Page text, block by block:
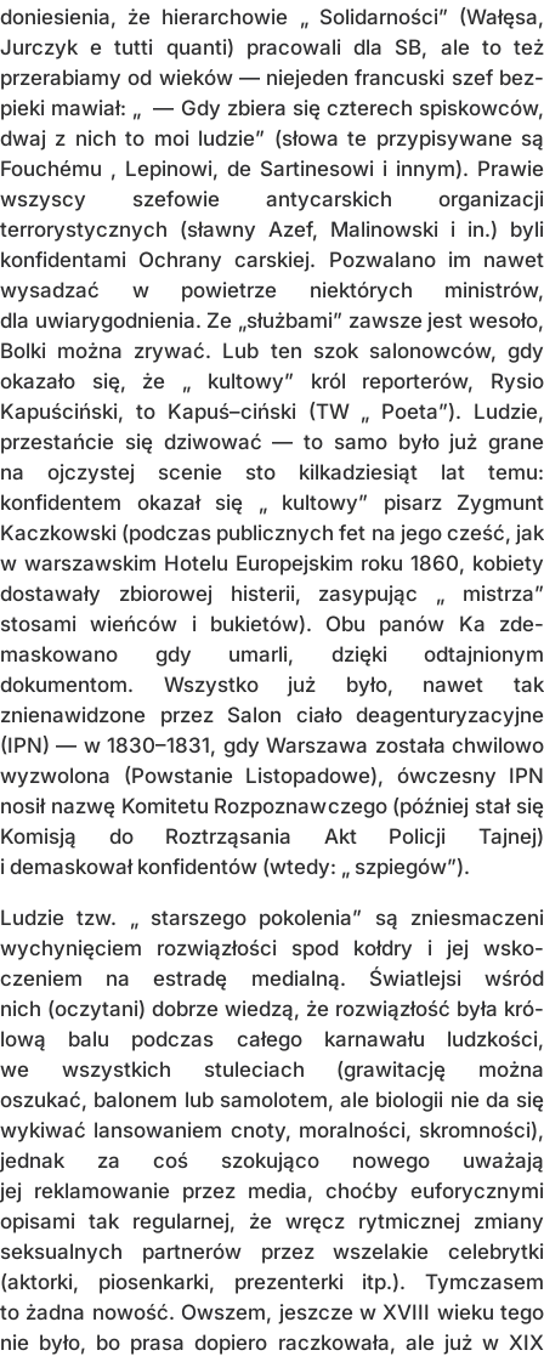
doniesienia, że hierar­chowie „ So­lidarności” (Wałęsa,
Jur­czyk e tutti quan­ti) pracowali dla SB, ale to też
przerabiamy od wieków — nie­jeden francuski szef bez­
pieki mawiał: „ — Gdy zbiera się czte­rech spiskowców,
dwaj z nich to moi lu­dzie” (sło­wa te przypisywane są
Fouchému , Le­pi­no­wi, de Sar­tinesowi i innym). Prawie
wszyscy szefowie antycarskich or­ga­niza­cji
terrorystycznych (sławny Azef, Malinow­ski i in.) byli
konfidentami Ochra­ny cars­kiej. Pozwalano im nawet
wysadzać w powietrze nie­któ­rych mi­nis­trów,
dla uwiary­godnienia. Ze „służ­bami” zawsze jest we­soło,
Bolki można zry­wać. Lub ten szok salonowców, gdy
oka­­za­ło się, że „ kultowy” król reporterów, Ry­sio
Kapuściński, to Ka­puś–ciń­ski (TW „ Poe­­ta”). Ludzie,
prze­sta­ńcie się dziwować — to samo było już grane
na ojczystej scenie sto kilkadziesiąt lat temu:
konfidentem oka­zał się „ kultowy” pisarz Zygmunt
Kacz­kow­ski (podczas publicznych fet na jego cześć, jak
w warszawskim Hotelu Euro­pejs­kim roku 1860, kobiety
dostawały zbio­rowej hi­sterii, zasypując „ mistrza”
stosami wień­ców i bukietów). Obu panów Ka zde­
maskowano gdy umarli, dzięki od­taj­nio­nym
dokumentom. Wszystko już było, na­wet tak
znienawidzone przez Sa­lon ciało de­agenturyzacyjne
(IPN) — w 1830–1831, gdy Warszawa została chwi­lo­­wo
wyzwo­lo­na (Powstanie Listo­pa­do­we), ówczesny IPN
nosił nazwę Komitetu Roz­poz­naw­cze­go (później stał się
Komisją do Roz­trzą­sa­nia Akt Policji Tajnej)
i demaskował kon­fi­dentów (wtedy: „ szpiegów”).
Ludzie tzw. „ starszego pokolenia” są zniesmaczeni
wychynięciem roz­wiąz­łości spod kołdry i jej wsko­
czeniem na estradę medialną. Światlejsi wśród
nich (oczy­ta­ni) dobrze wiedzą, że rozwiązłość była kró­
lo­wą balu podczas całego karnawału ludz­koś­ci,
we wszystkich stuleciach (gra­witację można
oszukać, balonem lub samolotem, ale biologii nie da się
wykiwać lan­so­wa­niem cnoty, moralności, skromności),
jed­nak za coś szokująco nowego uważają
jej reklamowanie przez media, choćby eu­fo­rycznymi
opisami tak regularnej, że wręcz rytmicznej zmiany
seksualnych partnerów przez wszelakie celebrytki
(aktorki, pio­sen­­karki, prezenterki itp.). Tymczasem
to żad­na nowość. Owszem, jeszcze w XVIII wie­ku tego
nie było, bo prasa dopiero racz­ko­wała, ale już w XIX